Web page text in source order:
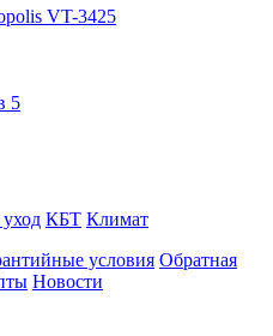
VT-3425
5
КБТ Климат
условия Обратная
Новости